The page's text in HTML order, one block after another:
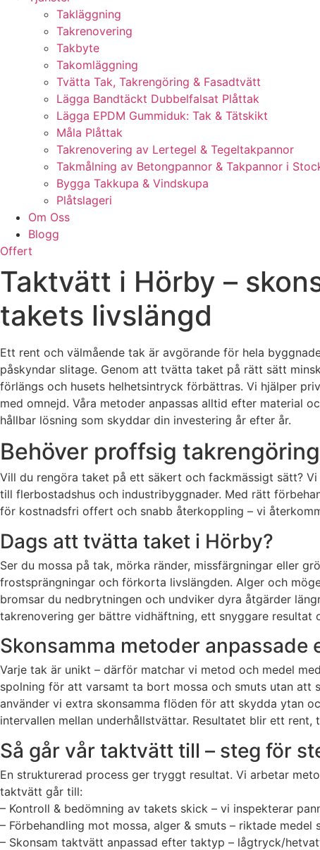
Takläggning
Takrenovering
Takbyte
Takomläggning
Tvätta Tak, Takrengöring & Fasadtvätt
Lägga Bandtäckt Dubbelfalsat Plåttak
Lägga EPDM Gummiduk: Tak & Tätskikt
Måla Plåttak
Takrenovering av Lertegel & Tegeltakpannor
Takmålning av Betongpannor & Takpannor i
Bygga Takkupa & Vindskupa
Plåtslageri
Om Oss
Blogg
Offert
Taktvätt i Hörby –
takets livslängd
Ett rent och välmående tak är avgörande för hela
påskyndar slitage. Genom att tvätta taket på rätt sätt
förlängs och husets helhetsintryck förbättras. Vi hjälper
med omnejd. Våra metoder anpassas alltid efter material
hållbar lösning som skyddar din investering år efter år.
Behöver proffsig
Vill du rengöra taket på ett säkert och fackmässigt sätt?
till flerbostadshus och industribyggnader. Med rätt
för kostnadsfri offert och snabb återkoppling – vi
Dags att tvätta taket i Hörby?
Ser du mossa på tak, mörka ränder, missfärgningar eller
frostsprängningar och förkorta livslängden. Alger och
bromsar du nedbrytningen och undviker dyra åtgärder
takrenovering ger bättre vidhäftning, ett snyggare resultat
Skonsamma metoder
Varje tak är unikt – därför matchar vi metod och medel
spolning för att varsamt ta bort mossa och smuts utan
använder vi extra skonsamma flöden för att skydda ytan
intervallen mellan underhållstvättar. Resultatet blir ett
Så går vår taktvätt till – steg för
En strukturerad process ger tryggt resultat. Vi arbetar
taktvätt går till:
– Kontroll & bedömning av takets skick – vi inspekterar
– Förbehandling mot mossa, alger & smuts – riktade
– Skonsam taktvätt anpassad efter taktyp – lågtryck/